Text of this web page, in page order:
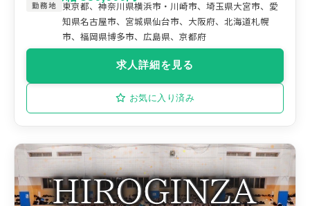
勤務地
東京都、神奈川県横浜市・川崎市、埼玉県大宮市、愛
知県名古屋市、宮城県仙台市、大阪府、北海道札幌
市、福岡県博多市、広島県、京都府
お気に入り済み
求人詳細を見る